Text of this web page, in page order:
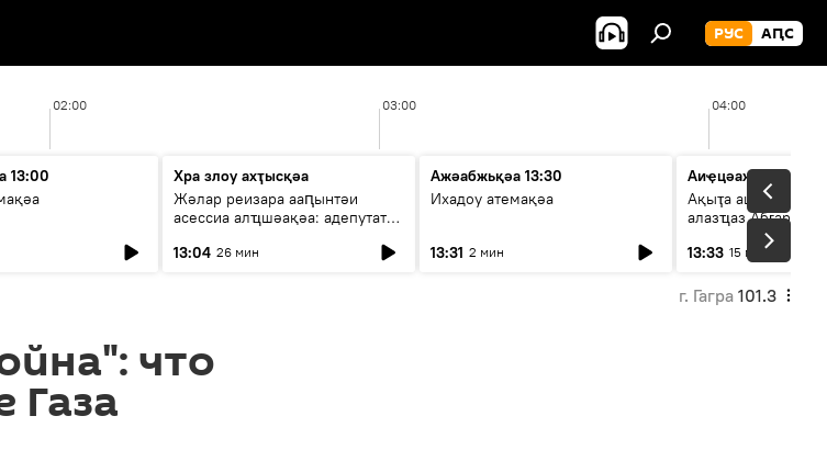
РУС АԤС
02:00 03:00 04:00
13:00
Хра злоу ахҭысқәа
Жәлар реизара ааԥынтәи
асессиа алҵшәақәа: адепутат
13:04 26 мин
Ажәабжьқәа 13:30
Ихадоу атемақәа
13:31 2 мин
Аиҿцәажәара
Ақыҭа ацхрааразы
алазҵаз
адепутат
13:33 15 мин
г. Гагра 101.3
что
Газа